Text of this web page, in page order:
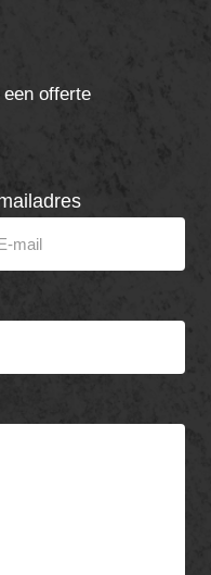
offerte